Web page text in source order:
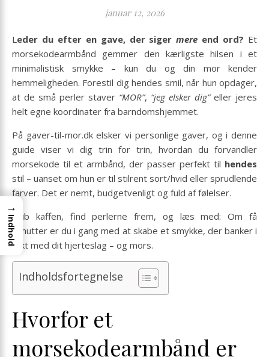
januar 12, 2026
Leder du efter en gave, der sigermere end ord? Et
morsekodearmbånd gemmer den kærligste hilsen i et
minimalistisk smykke – kun du og din mor kender
hemmeligheden. Forestil dig hendes smil, når hun opdager,
at de små perler staver “MOR”, “jeg elsker dig”eller jeres
helt egne koordinater fra barndomshjemmet.
På gaver-til-mor.dkelsker vi personlige gaver, og i denne
guide viser vi dig trin for trin, hvordan du forvandler
morsekode til et armbånd, der passer perfekt til hendes
stil – uanset om hun er til stilrent sort/hvid eller sprudlende
farver. Det er nemt, budgetvenligt og fuld af følelser.
Grib kaffen, find perlerne frem, og læs med: Om få
minutter er du i gang med at skabe et smykke, der banker i
takt med dit hjerteslag – og mors.
Indholdsfortegnelse
Hvorfor et
morsekodearmbånd er
→
Indhold